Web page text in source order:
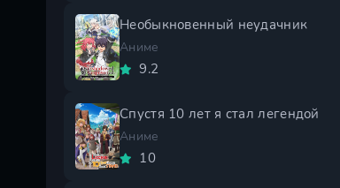
Необыкновенный неудачник
Аниме
9.2
Спустя 10 лет я стал легендой
Аниме
10